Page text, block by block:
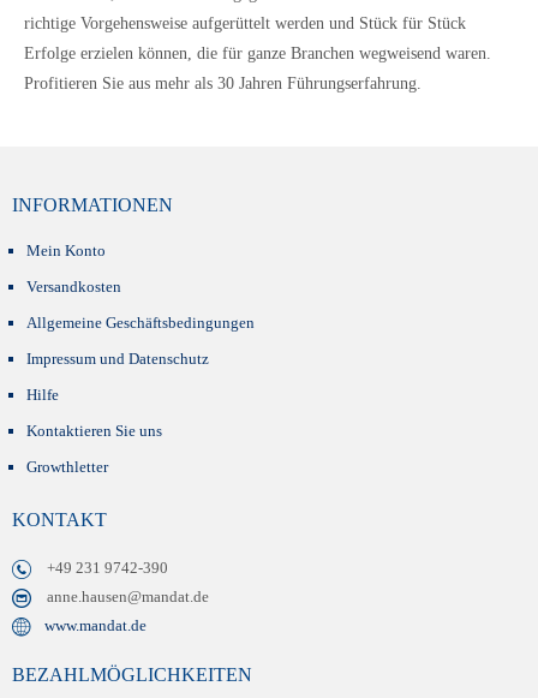
richtige Vorgehensweise aufgerüttelt werden und Stück für Stück
Erfolge erzielen können, die für ganze Branchen wegweisend waren.
Profitieren Sie aus mehr als 30 Jahren Führungserfahrung.
INFORMATIONEN
Mein Konto
Versandkosten
Allgemeine Geschäftsbedingungen
Impressum und Datenschutz
Hilfe
Kontaktieren Sie uns
Growthletter
KONTAKT
+49 231 9742-390
anne.hausen@mandat.de
www.mandat.de
BEZAHLMÖGLICHKEITEN